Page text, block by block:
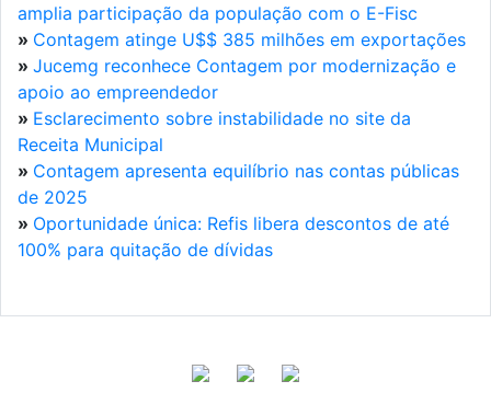
amplia participação da população com o E-Fisc
» Contagem atinge U$$ 385 milhões em exportações
» Jucemg reconhece Contagem por modernização e
apoio ao empreendedor
» Esclarecimento sobre instabilidade no site da
Receita Municipal
» Contagem apresenta equilíbrio nas contas públicas
de 2025
» Oportunidade única: Refis libera descontos de até
100% para quitação de dívidas